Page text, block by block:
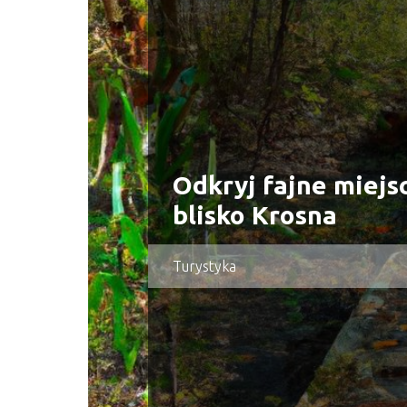
Odkryj fajne
blisko Krosna
Turystyka